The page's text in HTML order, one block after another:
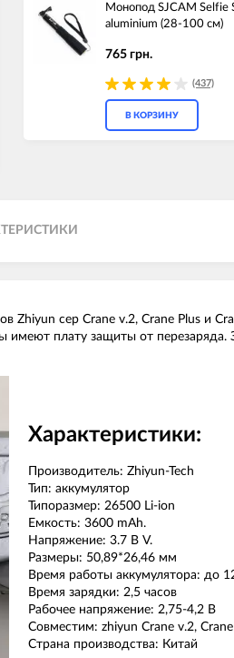
Монопод SJCAM Selfie
aluminium (28-100 см)
765 грн.
(437)
В КОРЗИНУ
Zhiyun сер Crane v.2, Crane Plus и
плату защиты от перезаряда.
Характеристики:
Производитель: Zhiyun-Tech
Тип: аккумулятор
Типоразмер: 26500 Li-ion
Емкость: 3600 mAh.
Напряжение: 3.7 В V.
Размеры: 50,89*26,46 мм
Время работы аккумулятора: до
Время зарядки: 2,5 часов
Рабочее напряжение: 2,75-4,2 В
Совместим: zhiyun Crane v.2,
Страна производства: Китай